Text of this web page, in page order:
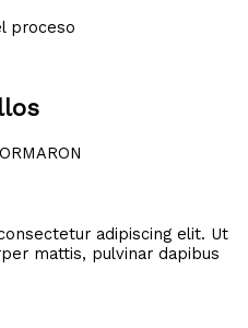
proceso
adipiscing elit. Ut
mattis, pulvinar dapibus